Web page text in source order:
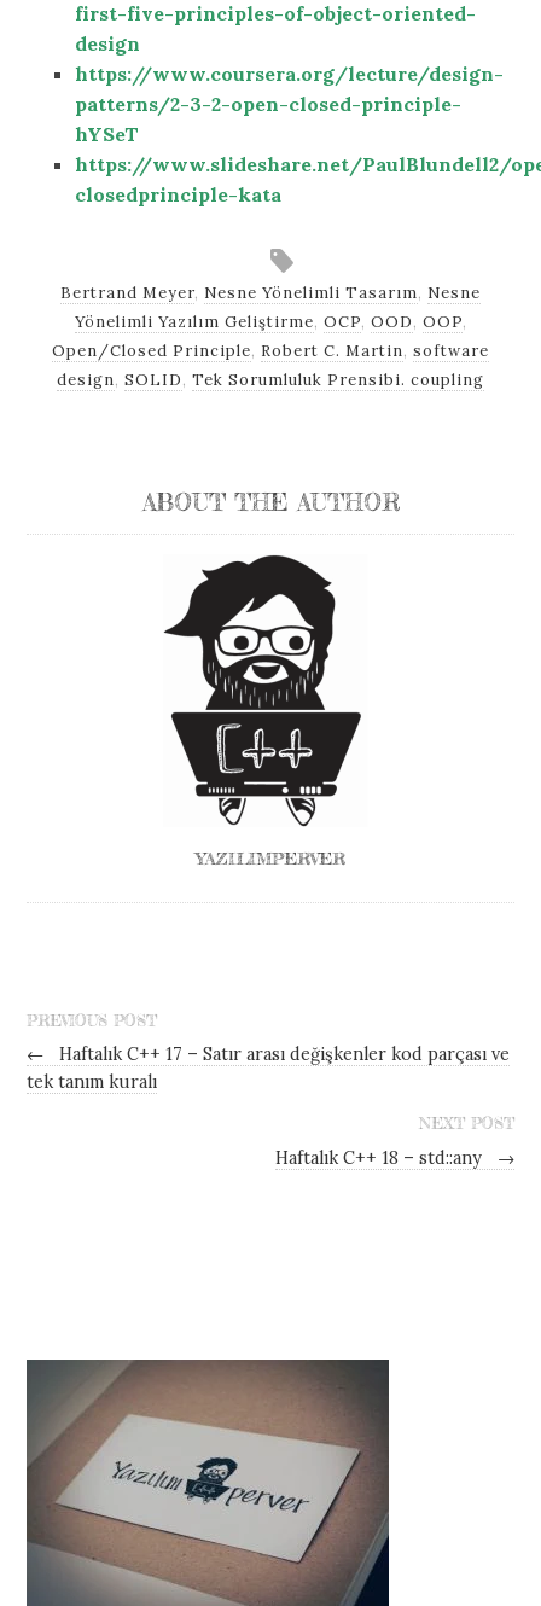
first-five-principles-of-object-oriented-
design
https://www.coursera.org/lecture/design-
patterns/2-3-2-open-closed-principle-
hYSeT
https://www.slideshare.net/PaulBlundell2/
closedprinciple-kata
Bertrand Meyer, Nesne Yönelimli Tasarım, Nesne
Yönelimli Yazılım Geliştirme, OCP, OOD, OOP,
Open/Closed Principle, Robert C. Martin, software
design, SOLID, Tek Sorumluluk Prensibi. coupling
ABOUT THE AUTHOR
YAZILIMPERVER
PREVIOUS POST
←
Haftalık C++ 17 – Satır arası değişkenler kod parçası ve
tek tanım kuralı
NEXT POST
Haftalık C++ 18 – std::any →